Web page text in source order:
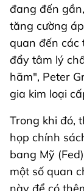
đang đến
tăng cường
quan đến các
đẩy tâm lý
hãm", Peter
gia kim loại
Trong khi đó,
họp chính
bang Mỹ
một số quan